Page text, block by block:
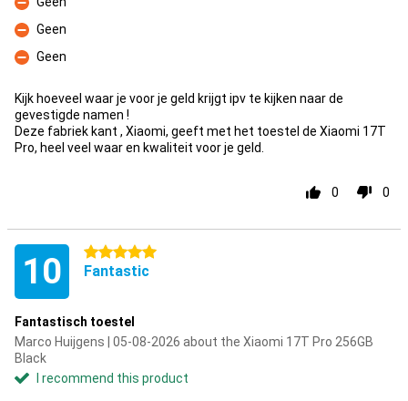
Con
Con
Geen
Con
Geen
Kijk hoeveel waar je voor je geld krijgt ipv te kijken naar de
gevestigde namen !
Deze fabriek kant , Xiaomi, geeft met het toestel de Xiaomi 17T
Pro, heel veel waar en kwaliteit voor je geld.
0 0
10 5 stars
Fantastic
Fantastisch toestel
Marco Huijgens | 05-08-2026 about the Xiaomi 17T Pro 256GB
Black
I recommend this product